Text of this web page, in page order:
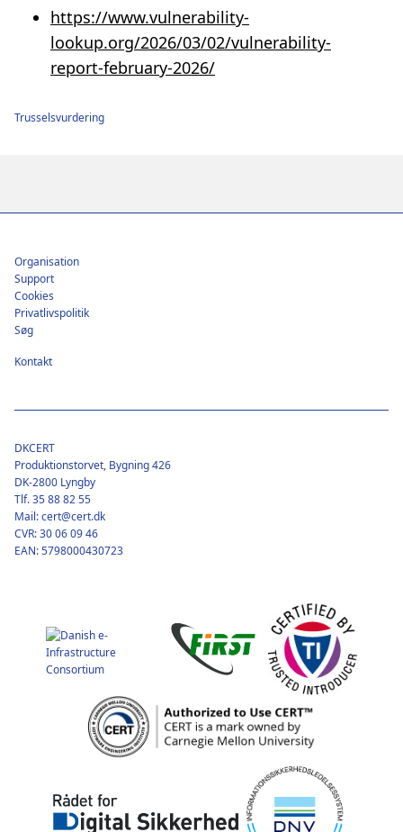
https://www.vulnerability-
lookup.org/2026/03/02/vulnerability-
report-february-2026/
Trusselsvurdering
Footer
Organisation
Support
Cookies
Privatlivspolitik
Søg
Kontakt
DKCERT
Produktionstorvet, Bygning 426
DK-2800 Lyngby
Tlf. 35 88 82 55
Mail: cert@cert.dk
CVR: 30 06 09 46
EAN: 5798000430723